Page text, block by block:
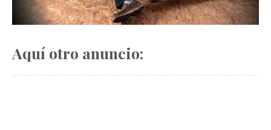
Aquí otro anuncio: